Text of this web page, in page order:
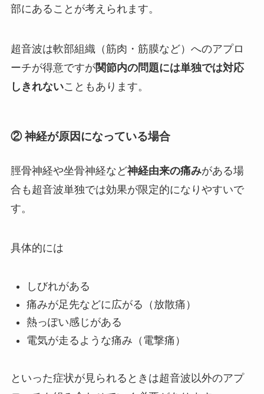
部にあることが考えられます。
超音波は軟部組織（筋肉・筋膜など）へのアプロ
ーチが得意ですが関節内の問題には単独では対応
しきれないこともあります。
② 神経が原因になっている場合
脛骨神経や坐骨神経など神経由来の痛みがある場
合も超音波単独では効果が限定的になりやすいで
す。
具体的には
しびれがある
痛みが足先などに広がる（放散痛）
熱っぽい感じがある
電気が走るような痛み（電撃痛）
といった症状が見られるときは超音波以外のアプ